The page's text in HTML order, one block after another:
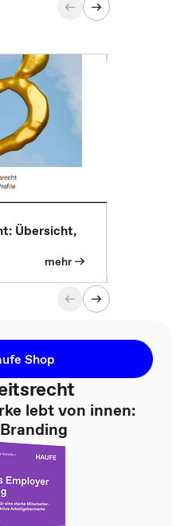
Übersicht,
mehr
Shop
lebt von innen: